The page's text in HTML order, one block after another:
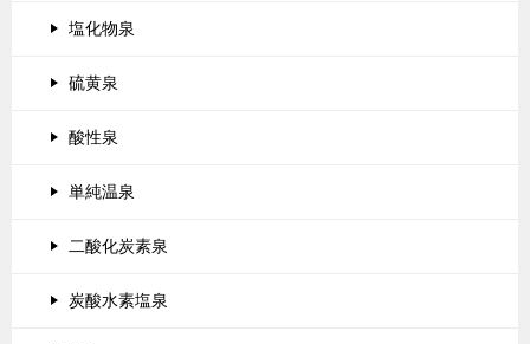
塩化物泉
硫黄泉
酸性泉
単純温泉
二酸化炭素泉
炭酸水素塩泉